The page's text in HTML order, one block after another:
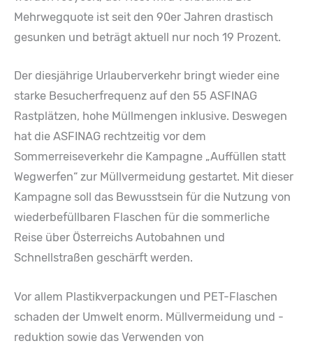
Mehrwegquote ist seit den 90er Jahren drastisch
gesunken und beträgt aktuell nur noch 19 Prozent.
Der diesjährige Urlauberverkehr bringt wieder eine
starke Besucherfrequenz auf den 55 ASFINAG
Rastplätzen, hohe Müllmengen inklusive. Deswegen
hat die ASFINAG rechtzeitig vor dem
Sommerreiseverkehr die Kampagne „Auffüllen statt
Wegwerfen“ zur Müllvermeidung gestartet. Mit dieser
Kampagne soll das Bewusstsein für die Nutzung von
wiederbefüllbaren Flaschen für die sommerliche
Reise über Österreichs Autobahnen und
Schnellstraßen geschärft werden.
Vor allem Plastikverpackungen und PET-Flaschen
schaden der Umwelt enorm. Müllvermeidung und -
reduktion sowie das Verwenden von